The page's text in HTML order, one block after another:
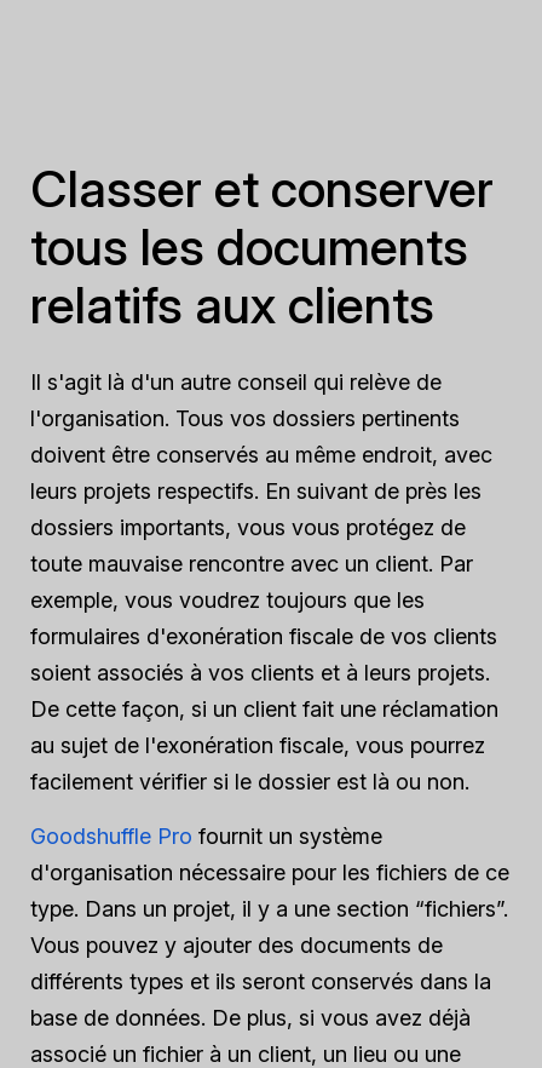
Classer et conserver
tous les documents
relatifs aux clients
Il s'agit là d'un autre conseil qui relève de
l'organisation. Tous vos dossiers pertinents
doivent être conservés au même endroit, avec
leurs projets respectifs. En suivant de près les
dossiers importants, vous vous protégez de
toute mauvaise rencontre avec un client. Par
exemple, vous voudrez toujours que les
formulaires d'exonération fiscale de vos clients
soient associés à vos clients et à leurs projets.
De cette façon, si un client fait une réclamation
au sujet de l'exonération fiscale, vous pourrez
facilement vérifier si le dossier est là ou non.
Goodshuffle Pro fournit un système
d'organisation nécessaire pour les fichiers de ce
type. Dans un projet, il y a une section “fichiers”.
Vous pouvez y ajouter des documents de
différents types et ils seront conservés dans la
base de données. De plus, si vous avez déjà
associé un fichier à un client, un lieu ou une